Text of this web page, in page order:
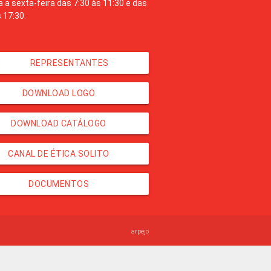
a sexta-feira das 7:30 às 11:30 e das
REPRESENTANTES
DOWNLOAD LOGO
DOWNLOAD CATÁLOGO
CANAL DE ÉTICA SOLITO
DOCUMENTOS
arpejo